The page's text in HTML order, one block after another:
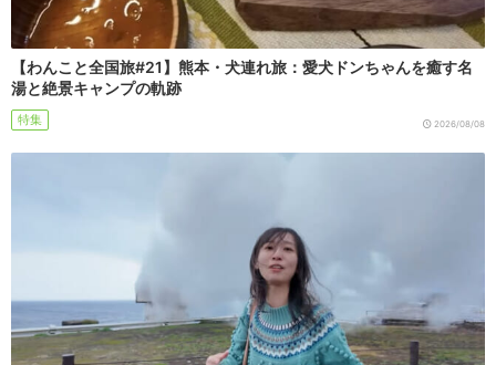
【わんこと全国旅#21】熊本・犬連れ旅：愛犬ドンちゃんを癒す名
湯と絶景キャンプの軌跡
特集 2026/08/08